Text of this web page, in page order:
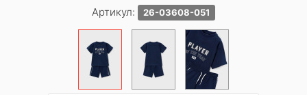
Артикул: 26-03608-051